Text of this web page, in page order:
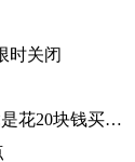
时关闭
天天观速讯丨女子脸变得像火龙果！元凶竟是花20块钱买的……